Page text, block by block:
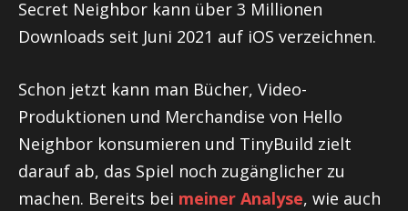
Secret Neighbor kann über 3 Millionen
Downloads seit Juni 2021 auf iOS verzeichnen.
Schon jetzt kann man Bücher, Video-
Produktionen und Merchandise von Hello
Neighbor konsumieren und TinyBuild zielt
darauf ab, das Spiel noch zugänglicher zu
machen. Bereits bei meiner Analyse, wie auch